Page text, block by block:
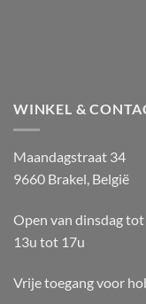
WINKEL &
Maandagstraat 34
9660 Brakel, België
Open van dinsdag
13u tot 17u
Vrije toegang voor